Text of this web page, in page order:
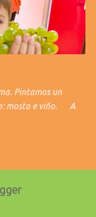
Pintamos un
mosto e viño. A